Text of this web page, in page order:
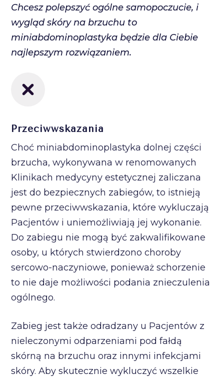
Chcesz polepszyć ogólne samopoczucie, i
wygląd skóry na brzuchu to
miniabdominoplastyka będzie dla Ciebie
najlepszym rozwiązaniem.
Przeciwwskazania
Choć miniabdominoplastyka dolnej części
brzucha, wykonywana w renomowanych
Klinikach medycyny estetycznej zaliczana
jest do bezpiecznych zabiegów, to istnieją
pewne przeciwwskazania, które wykluczają
Pacjentów i uniemożliwiają jej wykonanie.
Do zabiegu nie mogą być zakwalifikowane
osoby, u których stwierdzono choroby
sercowo-naczyniowe, ponieważ schorzenie
to nie daje możliwości podania znieczulenia
ogólnego.
Zabieg jest także odradzany u Pacjentów z
nieleczonymi odparzeniami pod fałdą
skórną na brzuchu oraz innymi infekcjami
skóry. Aby skutecznie wykluczyć wszelkie